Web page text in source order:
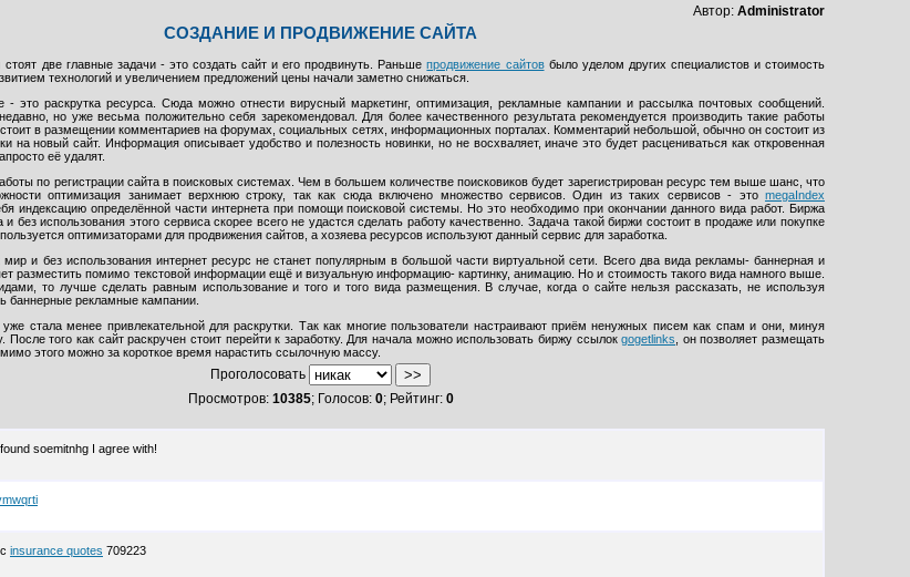
Автор: Administrator
СОЗДАНИЕ И ПРОДВИЖЕНИЕ САЙТА
две главные задачи - это создать сайт и его продвинуть. Раньшепродвижение сайтовбыло уделом других специалистов и стоимость
технологий и увеличением предложений цены начали заметно снижаться.
это раскрутка ресурса. Сюда можно отнести вирусный маркетинг, оптимизация, рекламные кампании и рассылка почтовых сообщений.
но уже весьма положительно себя зарекомендовал. Для более качественного результата рекомендуется производить такие работы
в размещении комментариев на форумах, социальных сетях, информационных порталах. Комментарий небольшой, обычно он состоит из
на новый сайт. Информация описывает удобство и полезность новинки, но не восхваляет, иначе это будет расцениваться как откровенная
её удалят.
по регистрации сайта в поисковых системах. Чем в большем количестве поисковиков будет зарегистрирован ресурс тем выше шанс, что
оптимизация занимает верхнюю строку, так как сюда включено множество сервисов. Один из таких сервисов - это megaIndex
индексацию определённой части интернета при помощи поисковой системы. Но это необходимо при окончании данного вида работ. Биржа
без использования этого сервиса скорее всего не удастся сделать работу качественно. Задача такой биржи состоит в продаже или покупке
оптимизаторами для продвижения сайтов, а хозяева ресурсов используют данный сервис для заработка.
и без использования интернет ресурс не станет популярным в большой части виртуальной сети. Всего два вида рекламы- баннерная и
разместить помимо текстовой информации ещё и визуальную информацию- картинку, анимацию. Но и стоимость такого вида намного выше.
то лучше сделать равным использование и того и того вида размещения. В случае, когда о сайте нельзя рассказать, не используя
рекламные кампании.
стала менее привлекательной для раскрутки. Так как многие пользователи настраивают приём ненужных писем как спам и они, минуя
После того как сайт раскручен стоит перейти к заработку. Для начала можно использовать биржу ссылокgogetlinks , он позволяет размещать
этого можно за короткое время нарастить ссылочную массу.
Проголосовать
Просмотров: 10385; Голосов: 0; Рейтинг: 0
soemitnhg I agree with!
insurance quotes 709223